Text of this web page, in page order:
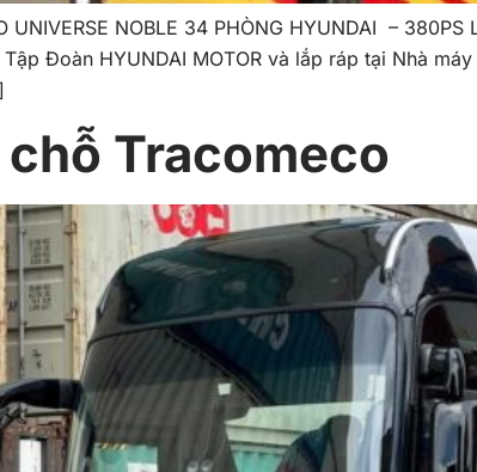
UNIVERSE NOBLE 34 PHÒNG HYUNDAI –
Đoàn HYUNDAI MOTOR và lắp ráp tại Nhà
Tracomeco